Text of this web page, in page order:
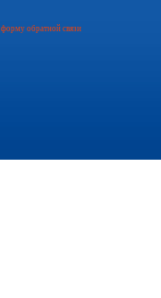
форму обратной связи